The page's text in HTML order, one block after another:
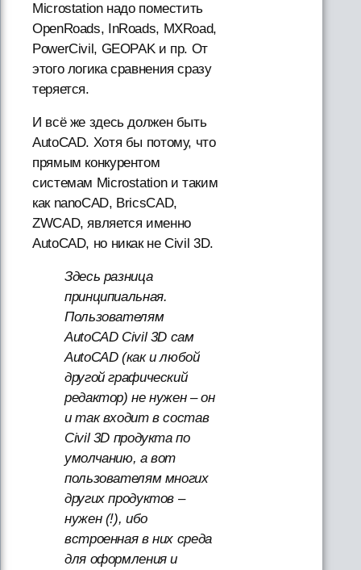
Microstation надо поместить
OpenRoads, InRoads, MXRoad,
PowerCivil, GEOPAK и пр. От
этого логика сравнения сразу
теряется.
И всё же здесь должен быть
AutoCAD. Хотя бы потому, что
прямым конкурентом
системам Microstation и таким
как nanoCAD, BricsCAD,
ZWCAD, является именно
AutoCAD, но никак не Civil 3D.
Здесь разница
принципиальная.
Пользователям
AutoCAD Civil 3D сам
AutoCAD (как и любой
другой графический
редактор) не нужен – он
и так входит в состав
Civil 3D продукта по
умолчанию, а вот
пользователям многих
других продуктов –
нужен (!), ибо
встроенная в них среда
для оформления и